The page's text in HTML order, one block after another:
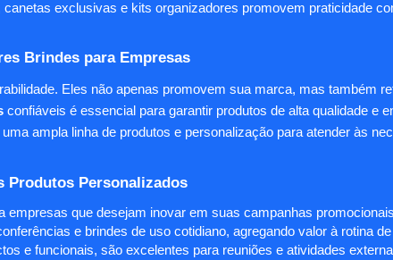
exclusivas e kits organizadores promovem praticidade
Brindes para Empresas
Eles não apenas promovem sua marca, mas também
confiáveis é essencial para garantir produtos de alta qualidade e
ampla linha de produtos e personalização para atender às
Produtos Personalizados
empresas que desejam inovar em suas campanhas
e brindes de uso cotidiano, agregando valor à rotina
e funcionais, são excelentes para reuniões e atividades